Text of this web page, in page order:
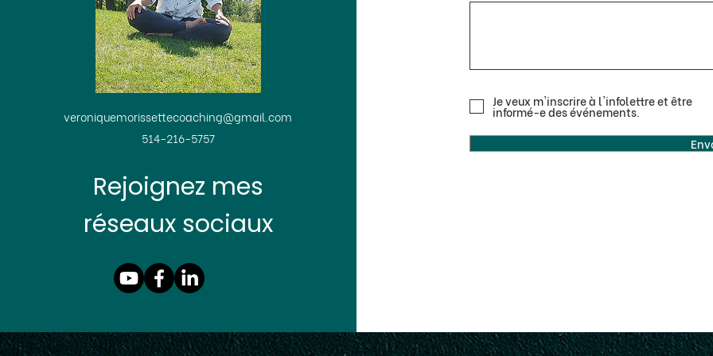
veroniquemorissettecoaching@gmail.com
514-216-5757
Rejoignez mes
réseaux sociaux
Je veux m'inscrire à l'infolettre et être
informé-e des événements.